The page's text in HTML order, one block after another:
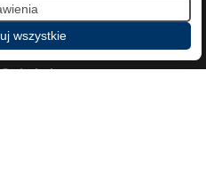
wszystkie